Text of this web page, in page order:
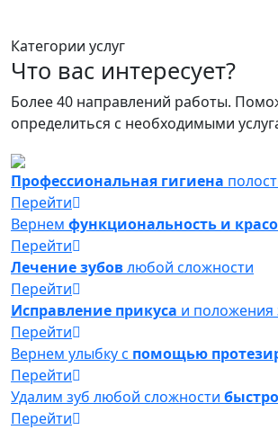
Категории услуг
Что вас интересует?
Более 40 направлений работы.
определиться с необходимыми
Профессиональная гигиена
Перейти
Вернем функциональность и
Перейти
Лечение зубовлюбой сложности
Перейти
Исправление прикуса и положения
Перейти
Вернем улыбку с помощью
Перейти
Удалим зуб любой сложности быстро
Перейти